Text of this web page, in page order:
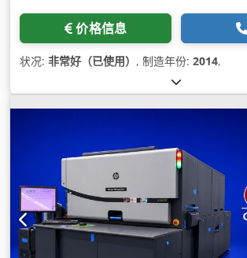
价格信息
状况: 非常好（已使用） , 制造年份: 2014,